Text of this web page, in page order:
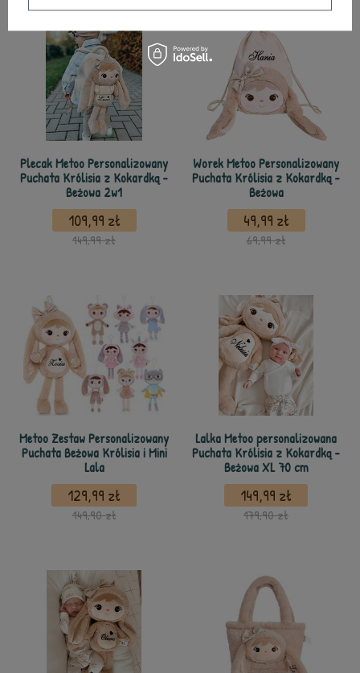
Plecak Metoo Personalizowany
Puchata Królisia z Kokardką -
Beżowa 2w1
109,99 zł
149,99 zł
Worek Metoo Personalizowany
Puchata Królisia z Kokardką -
Beżowa
49,99 zł
69,99 zł
Metoo Zestaw Personalizowany
Puchata Beżowa Królisia i Mini
Lala
129,99 zł
149,90 zł
Lalka Metoo personalizowana
Puchata Królisia z Kokardką -
Beżowa XL 70 cm
149,99 zł
179,90 zł